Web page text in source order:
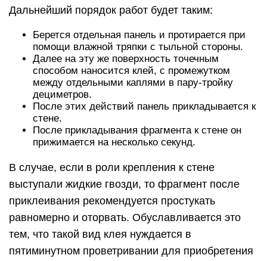
Дальнейший порядок работ будет таким:
Берется отдельная панель и протирается при
помощи влажной тряпки с тыльной стороны.
Далее на эту же поверхность точечным
способом наносится клей, с промежутком
между отдельными каплями в пару-тройку
дециметров.
После этих действий панель прикладывается к
стене.
После прикладывания фрагмента к стене он
прижимается на несколько секунд.
В случае, если в роли крепления к стене
выступали жидкие гвозди, то фрагмент после
приклеивания рекомендуется простукать
равномерно и оторвать. Обуславливается это
тем, что такой вид клея нуждается в
пятиминутном проветривании для приобретения